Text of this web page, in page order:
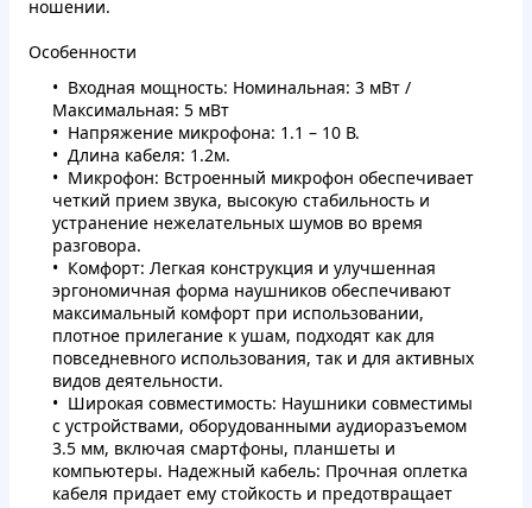
ношении.
Особенности
Входная мощность: Номинальная: 3 мВт /
Максимальная: 5 мВт
Напряжение микрофона: 1.1 – 10 В.
Длина кабеля: 1.2м.
Микрофон: Встроенный микрофон обеспечивает
четкий прием звука, высокую стабильность и
устранение нежелательных шумов во время
разговора.
Комфорт: Легкая конструкция и улучшенная
эргономичная форма наушников обеспечивают
максимальный комфорт при использовании,
плотное прилегание к ушам, подходят как для
повседневного использования, так и для активных
видов деятельности.
Широкая совместимость: Наушники совместимы
с устройствами, оборудованными аудиоразъемом
3.5 мм, включая смартфоны, планшеты и
компьютеры. Надежный кабель: Прочная оплетка
кабеля придает ему стойкость и предотвращает